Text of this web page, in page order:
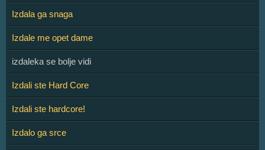
Izdala ga snaga
Izdale me opet dame
izdaleka se bolje vidi
Izdali ste Hard Core
Izdali ste hardcore!
Izdalo ga srce